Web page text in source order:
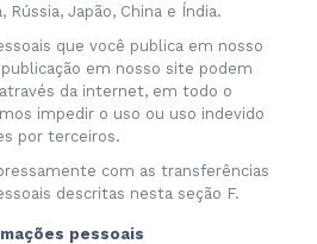
Rússia, Japão, China e Índia.
que você publica em nosso
em nosso site podem
da internet, em todo o
impedir o uso ou uso indevido
por terceiros.
com as transferências
descritas nesta seção F.
pessoais